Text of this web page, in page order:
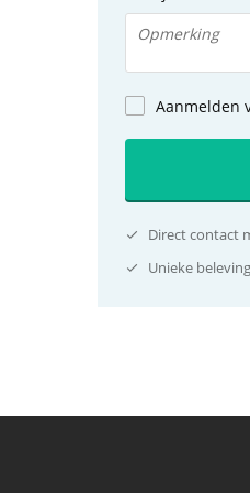
Aanmelden
Direct contact
Unieke